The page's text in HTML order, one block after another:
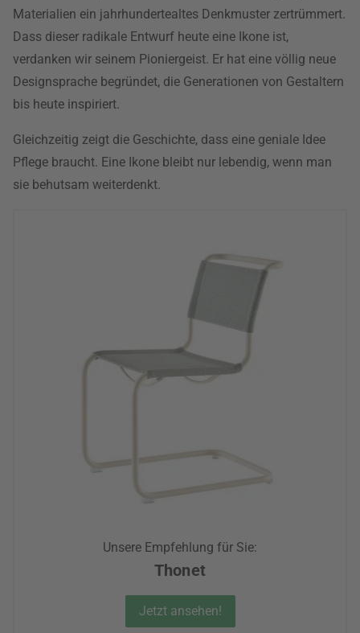
Materialien ein jahrhundertealtes Denkmuster zertrümmert.
Dass dieser radikale Entwurf heute eine Ikone ist,
verdanken wir seinem Pioniergeist. Er hat eine völlig neue
Designsprache begründet, die Generationen von Gestaltern
bis heute inspiriert.
Gleichzeitig zeigt die Geschichte, dass eine geniale Idee
Pflege braucht. Eine Ikone bleibt nur lebendig, wenn man
sie behutsam weiterdenkt.
Unsere Empfehlung für Sie:
Thonet
Jetzt ansehen!